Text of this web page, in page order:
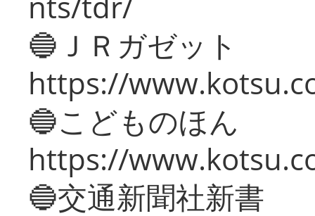
🔵ＪＲガゼット
https://
🔵こどものほん
https://
🔵交通新聞社新書